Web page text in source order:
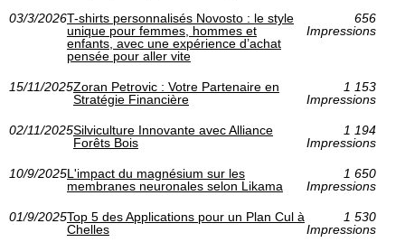
03/3/2026T-shirts personnalisés Novosto : le style
unique pour femmes, hommes et
enfants, avec une expérience d’achat
pensée pour aller vite
656
Impressions
15/11/2025Zoran Petrovic : Votre Partenaire en
Stratégie Financière
1 153
Impressions
02/11/2025Silviculture Innovante avec Alliance
Forêts Bois
1 194
Impressions
10/9/2025L'impact du magnésium sur les
membranes neuronales selon Likama
1 650
Impressions
01/9/2025Top 5 des Applications pour un Plan Cul à
Chelles
1 530
Impressions